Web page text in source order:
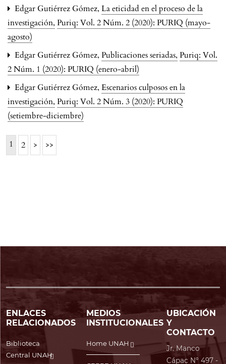
Edgar Gutiérrez Gómez, La eticidad en el proceso de la
investigación, Puriq: Vol. 2 Núm. 2 (2020): PURIQ (mayo-
agosto)
Edgar Gutiérrez Gómez, Publicaciones seriadas, Puriq: Vol.
2 Núm. 1 (2020): PURIQ (enero-abril)
Edgar Gutiérrez Gómez, Escenarios culposos en la
investigación, Puriq: Vol. 2 Núm. 3 (2020): PURIQ
(setiembre-diciembre)
1 2 > >>
ENLACES
RELACIONADOS
Biblioteca
Central UNAH
MEDIOS
INSTITUCIONALES
Home UNAH
UBICACIÓN
Y
CONTACTO
Jr. Manco
Cápac N° 497 -